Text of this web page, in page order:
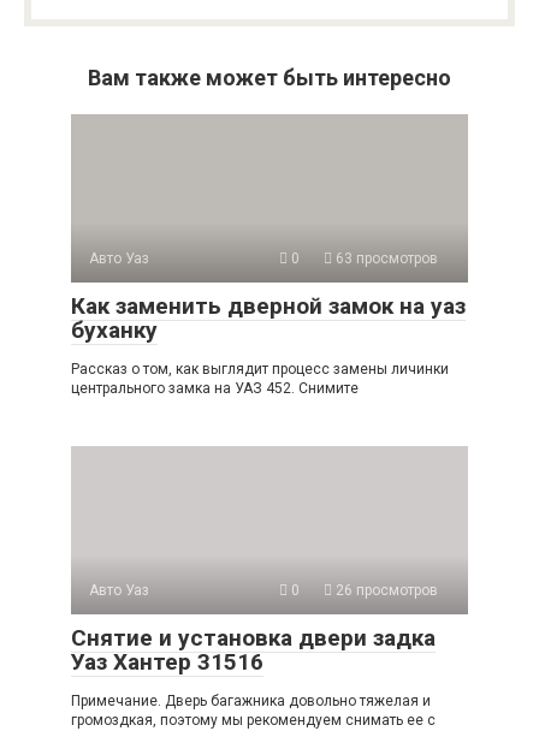
Вам также может быть интересно
Авто Уаз 0 63 просмотров
Как заменить дверной замок на уаз
буханку
Рассказ о том, как выглядит процесс замены личинки
центрального замка на УАЗ 452. Снимите
Авто Уаз 0 26 просмотров
Снятие и установка двери задка
Уаз Хантер 31516
Примечание. Дверь багажника довольно тяжелая и
громоздкая, поэтому мы рекомендуем снимать ее с